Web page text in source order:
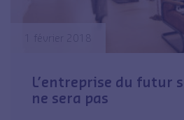
1 février 2018
L’entreprise du futur
ne sera pas